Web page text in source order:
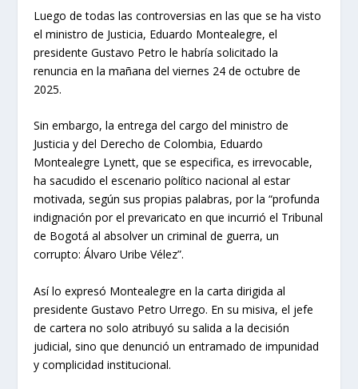
Luego de todas las controversias en las que se ha visto
el ministro de Justicia, Eduardo Montealegre, el
presidente Gustavo Petro le habría solicitado la
renuncia en la mañana del viernes 24 de octubre de
2025.
Sin embargo, la entrega del cargo del ministro de
Justicia y del Derecho de Colombia, Eduardo
Montealegre Lynett, que se especifica, es irrevocable,
ha sacudido el escenario político nacional al estar
motivada, según sus propias palabras, por la “profunda
indignación por el prevaricato en que incurrió el Tribunal
de Bogotá al absolver un criminal de guerra, un
corrupto: Álvaro Uribe Vélez”.
Así lo expresó Montealegre en la carta dirigida al
presidente Gustavo Petro Urrego. En su misiva, el jefe
de cartera no solo atribuyó su salida a la decisión
judicial, sino que denunció un entramado de impunidad
y complicidad institucional.